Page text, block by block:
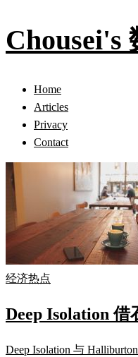
Chousei's
Home
Articles
Privacy
Contact
经济热点
Deep Isolation
Deep Isolation 与